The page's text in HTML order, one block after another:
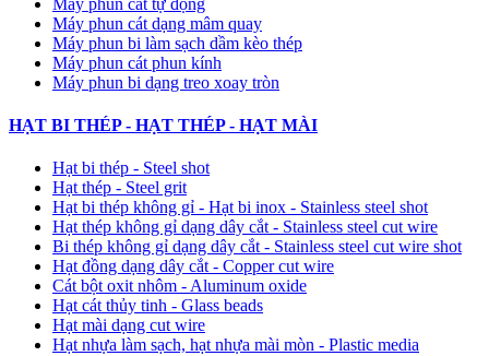
​Máy phun cát dạng mâm quay
Máy phun bi làm sạch dầm kèo thép
Máy phun cát phun kính
Máy phun bi dạng treo xoay tròn
HẠT BI THÉP - HẠT THÉP - HẠT MÀI
Hạt bi thép - Steel shot
Hạt thép - Steel grit
Hạt bi thép không gỉ - Hạt bi inox - Stainless steel shot
Hạt thép không gỉ dạng dây cắt - Stainless steel cut wire
Bi thép không gỉ dạng dây cắt - Stainless steel cut wire shot
Hạt đồng dạng dây cắt - Copper cut wire
Cát bột oxit nhôm - Aluminum oxide
Hạt cát thủy tinh - Glass beads
Hạt mài dạng cut wire
Hạt nhựa làm sạch, hạt nhựa mài mòn - Plastic media